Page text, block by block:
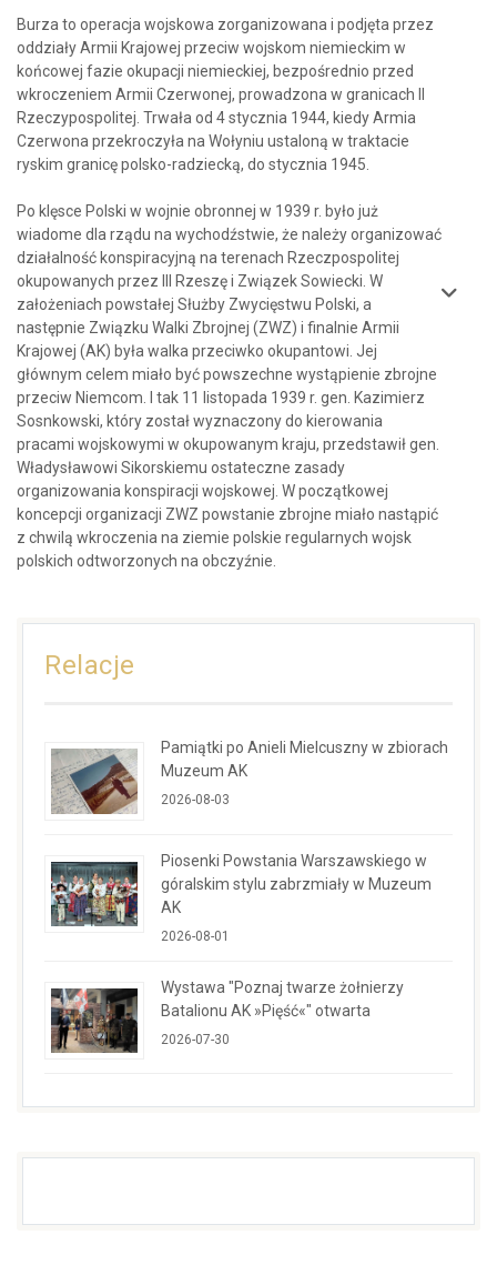
Burza to operacja wojskowa zorganizowana i podjęta przez
oddziały Armii Krajowej przeciw wojskom niemieckim w
końcowej fazie okupacji niemieckiej, bezpośrednio przed
wkroczeniem Armii Czerwonej, prowadzona w granicach II
Rzeczypospolitej. Trwała od 4 stycznia 1944, kiedy Armia
Czerwona przekroczyła na Wołyniu ustaloną w traktacie
ryskim granicę polsko-radziecką, do stycznia 1945.
Po klęsce Polski w wojnie obronnej w 1939 r. było już
wiadome dla rządu na wychodźstwie, że należy organizować
działalność konspiracyjną na terenach Rzeczpospolitej
okupowanych przez III Rzeszę i Związek Sowiecki. W
założeniach powstałej Służby Zwycięstwu Polski, a
następnie Związku Walki Zbrojnej (ZWZ) i finalnie Armii
Krajowej (AK) była walka przeciwko okupantowi. Jej
głównym celem miało być powszechne wystąpienie zbrojne
przeciw Niemcom. I tak 11 listopada 1939 r. gen. Kazimierz
Sosnkowski, który został wyznaczony do kierowania
pracami wojskowymi w okupowanym kraju, przedstawił gen.
Władysławowi Sikorskiemu ostateczne zasady
organizowania konspiracji wojskowej. W początkowej
koncepcji organizacji ZWZ powstanie zbrojne miało nastąpić
z chwilą wkroczenia na ziemie polskie regularnych wojsk
polskich odtworzonych na obczyźnie.
Relacje
Pamiątki po Anieli Mielcuszny w zbiorach
Muzeum AK
2026-08-03
Piosenki Powstania Warszawskiego w
góralskim stylu zabrzmiały w Muzeum
AK
2026-08-01
Wystawa "Poznaj twarze żołnierzy
Batalionu AK »Pięść«" otwarta
2026-07-30